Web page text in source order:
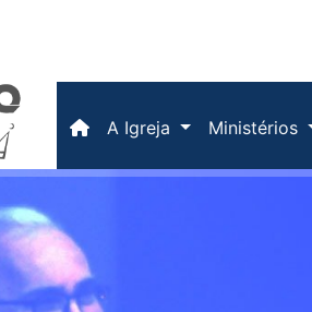
(current)
A Igreja Ministérios